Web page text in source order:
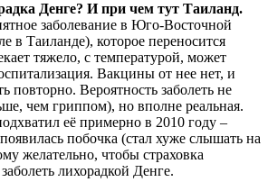
Денге? И при чем тут Таиланд.
заболевание в Юго-Восточной
в Таиланде), которое переносится
тяжело, с температурой, может
Вакцины от нее нет, и
повторно. Вероятность заболеть не
чем гриппом), но вполне реальная.
её примерно в 2010 году –
побочка (стал хуже слышать на
желательно, чтобы страховка
лихорадкой Денге.